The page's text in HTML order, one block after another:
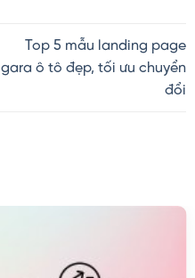
Top 5 mẫu landing page
gara ô tô đẹp, tối ưu chuyển
đổi